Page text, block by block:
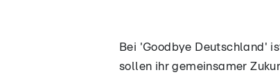
Bei 'Goodbye Deutschland'
sollen ihr gemeinsamer